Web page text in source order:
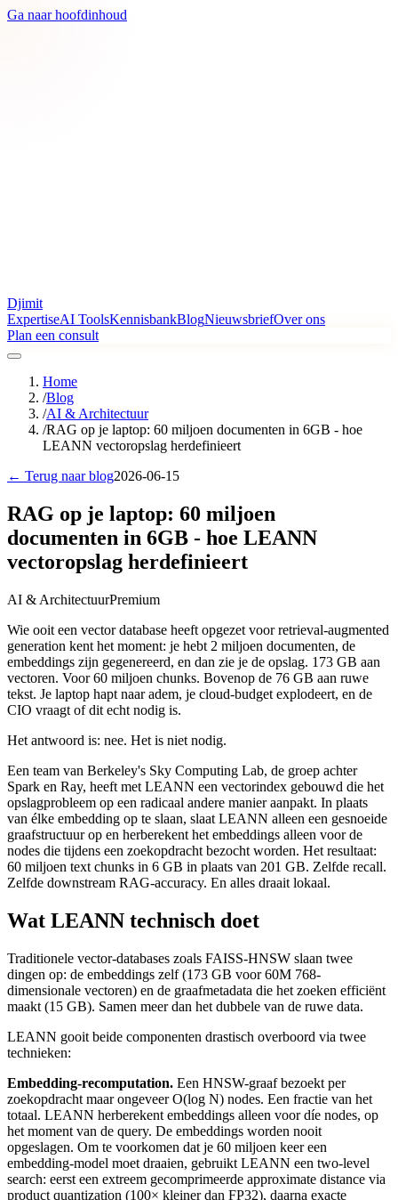
Ga naar hoofdinhoud
Djimit
ExpertiseAI ToolsKennisbankBlogNieuwsbriefOver ons
Plan een consult
Home
/Blog
/AI & Architectuur
/RAG op je laptop: 60 miljoen documenten in 6GB - hoe
LEANN vectoropslag herdefinieert
← Terug naar blog2026-06-15
RAG op je laptop: 60 miljoen
documenten in 6GB - hoe LEANN
vectoropslag herdefinieert
AI & ArchitectuurPremium
Wie ooit een vector database heeft opgezet voor retrieval-augmented
generation kent het moment: je hebt 2 miljoen documenten, de
embeddings zijn gegenereerd, en dan zie je de opslag. 173 GB aan
vectoren. Voor 60 miljoen chunks. Bovenop de 76 GB aan ruwe
tekst. Je laptop hapt naar adem, je cloud-budget explodeert, en de
CIO vraagt of dit echt nodig is.
Het antwoord is: nee. Het is niet nodig.
Een team van Berkeley's Sky Computing Lab, de groep achter
Spark en Ray, heeft met LEANN een vectorindex gebouwd die het
opslagprobleem op een radicaal andere manier aanpakt. In plaats
van élke embedding op te slaan, slaat LEANN alleen een gesnoeide
graafstructuur op en herberekent het embeddings alleen voor de
nodes die tijdens een zoekopdracht bezocht worden. Het resultaat:
60 miljoen text chunks in 6 GB in plaats van 201 GB. Zelfde recall.
Zelfde downstream RAG-accuracy. En alles draait lokaal.
Wat LEANN technisch doet
Traditionele vector-databases zoals FAISS-HNSW slaan twee
dingen op: de embeddings zelf (173 GB voor 60M 768-
dimensionale vectoren) en de graafmetadata die het zoeken efficiënt
maakt (15 GB). Samen meer dan het dubbele van de ruwe data.
LEANN gooit beide componenten drastisch overboord via twee
technieken:
Embedding-recomputation. Een HNSW-graaf bezoekt per
zoekopdracht maar ongeveer O(log N) nodes. Een fractie van het
totaal. LEANN herberekent embeddings alleen voor díe nodes, op
het moment van de query. De embeddings worden nooit
opgeslagen. Om te voorkomen dat je 60 miljoen keer een
embedding-model moet draaien, gebruikt LEANN een two-level
search: eerst een extreem gecomprimeerde approximate distance via
product quantization (100× kleiner dan FP32), daarna exacte